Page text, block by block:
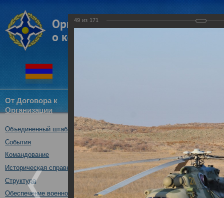
От Договора к
Организации
Объединенный штаб ОДКБ
События
Командование
Историческая справка
Структура
Обеспечение военной безопасности
Совместное учение
17.10.2017
49 из 171